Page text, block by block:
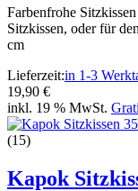
Farbenfrohe
Sitzkissen, oder für
cm
Lieferzeit:in 1-3
19,90 €
inkl. 19 % MwSt.
(15)
Kapok